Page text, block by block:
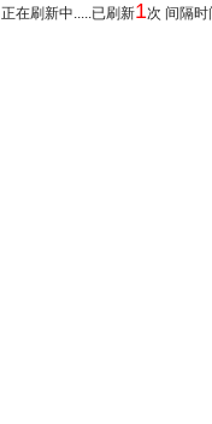
正在刷新中.....已刷新1次 间隔